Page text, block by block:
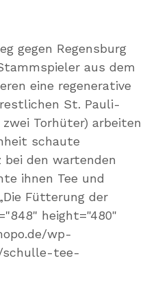
gegen Regensburg
aus dem
eine regenerative
St. Pauli-
Torhüter) arbeiten
schaute
den wartenden
ihnen Tee und
Fütterung der
height="480"
wp-
schulle-tee-